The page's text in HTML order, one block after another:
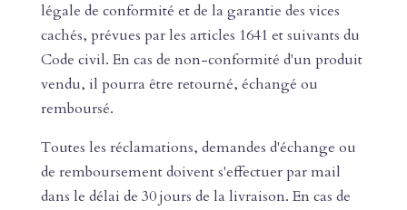
légale de conformité et de la garantie des vices
cachés, prévues par les articles 1641 et suivants du
Code civil. En cas de non-conformité d'un produit
vendu, il pourra être retourné, échangé ou
remboursé.
Toutes les réclamations, demandes d'échange ou
de remboursement doivent s'effectuer par mail
dans le délai de 30 jours de la livraison. En cas de